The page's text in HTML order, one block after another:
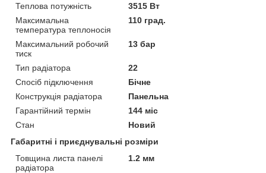
Теплова потужність
3515 Вт
Максимальна
температура теплоносія
110 град.
Максимальний робочий
тиск
13 бар
Тип радіатора
22
Спосіб підключення
Бічне
Конструкція радіатора
Панельна
Гарантійний термін
144 міс
Стан
Новий
Габаритні і приєднувальні розміри
Товщина листа панелі
радіатора
1.2 мм